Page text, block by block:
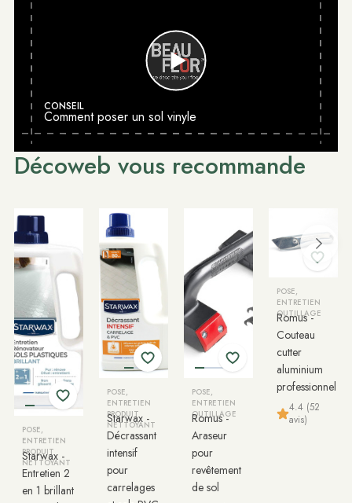
CONSEIL
Comment poser un sol vinyle
Décoweb vous recommande
POSE,
ENTRETIEN
PRODUIT
NETTOYANT
Starwax -
Entretien 2
en 1 brillant
POSE,
ENTRETIEN
PRODUIT
NETTOYANT
Starwax -
Décrassant
intensif
pour
carrelages
POSE,
ENTRETIEN
OUTILLAGE
Romus -
Araseur
pour
revêtement
de sol
POSE,
ENTRETIEN
OUTILLAGE
Romus -
Couteau
cutter
aluminium
professionnel
4.4 (52
avis)